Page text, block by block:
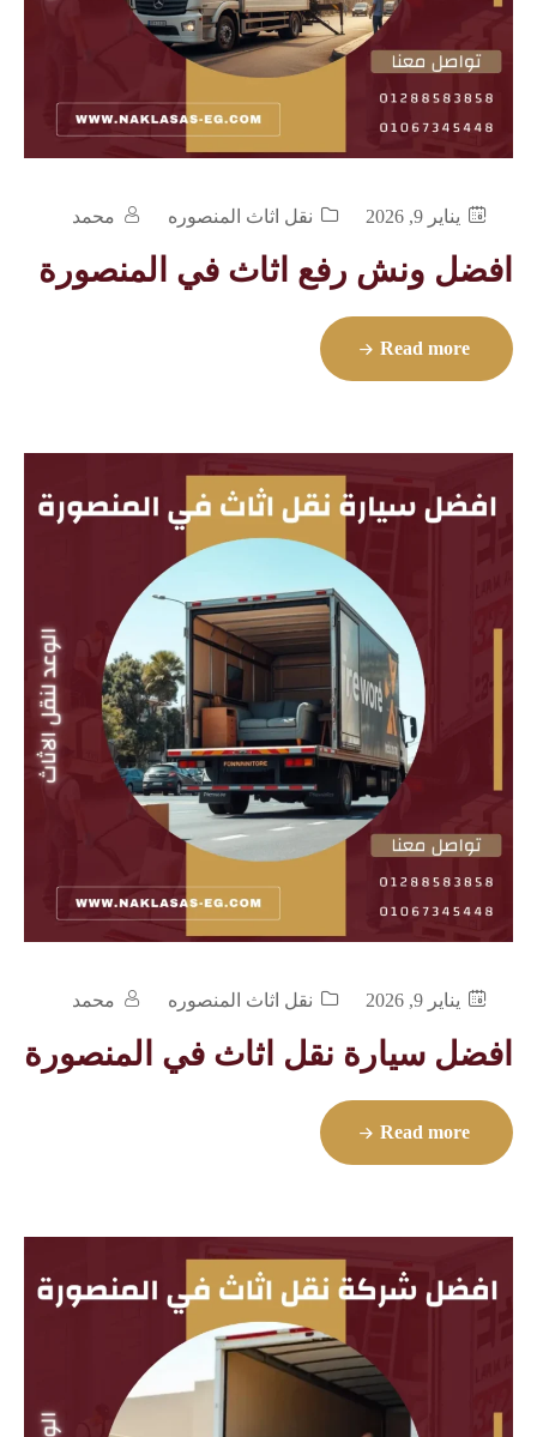
يناير 9, 2026 نقل اثاث المنصوره محمد
افضل ونش رفع اثاث في المنصورة
Read more
يناير 9, 2026 نقل اثاث المنصوره محمد
افضل سيارة نقل اثاث في المنصورة
Read more